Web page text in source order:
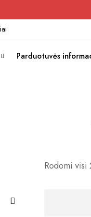
Parduotuvės
Rodomi visi